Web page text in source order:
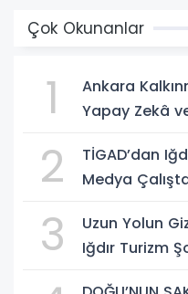
Çok Okunanlar
1
Ankara
Yapay Zekâ
Geliştirme
2
TİGAD’dan
Medya
3
Uzun Yolun
Iğdır Turizm